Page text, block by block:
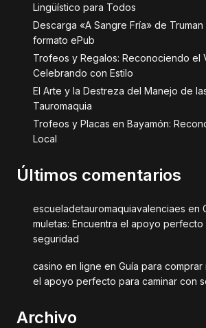
Lingüístico para Todos
Descarga «A Sangre Fría» de
formato ePub
Trofeos y Regalos: Reconociendo el
Celebrando con Estilo
El Arte y la Destreza del Manejo de
Tauromaquia
Trofeos y Placas en Bayamón:
Local
Últimos comentarios
escueladetauromaquiavalenciaes en
muletas: Encuentra el apoyo perfecto
seguridad
casino en ligne en Guía para comprar
el apoyo perfecto para caminar con
Archivo